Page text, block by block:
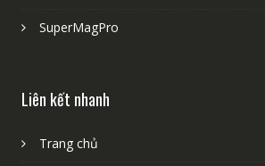
SuperMagPro
Liên kết nhanh
Trang chủ